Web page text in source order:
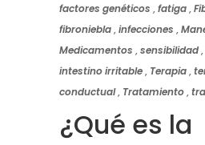
factores genéticos ,fatiga,
fibroniebla,infecciones ,
Medicamentos ,sensibilidad,
intestino irritable, Terapia,
conductual, Tratamiento,
¿Qué es la